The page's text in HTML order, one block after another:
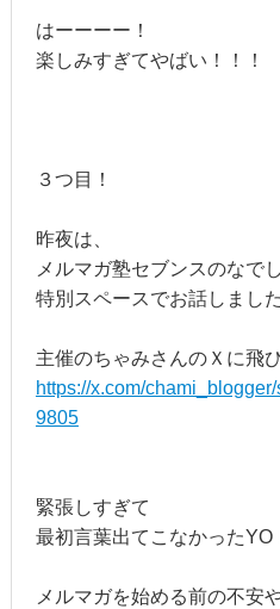
はーーーー！
楽しみすぎてやばい！！！
３つ目！
昨夜は、
メルマガ塾セブンスのなで
特別スペースでお話しまし
主催のちゃみさんのＸに飛
https://x.com/
9805
緊張しすぎて
最初言葉出てこなかったYO
メルマガを始める前の不安